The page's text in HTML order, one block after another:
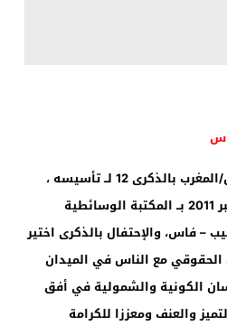
بالذكرى12 لــ تأسيسه ،
2011 بــ المكتبة الوسائطية
– فاس، والإحتفال بالذكرى اختير
مع الناس في الميدان
الكونية والشمولية في أفق
والعنف ومعززا للكرامة